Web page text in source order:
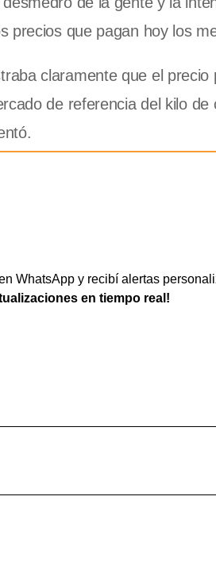
precios que pagan hoy los
claramente que el
de referencia del kilo
WhatsApp y recibí alertas
en tiempo real!